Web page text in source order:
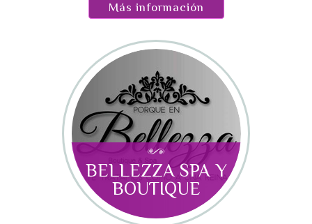
Más información
BELLEZZA SPA Y
BOUTIQUE